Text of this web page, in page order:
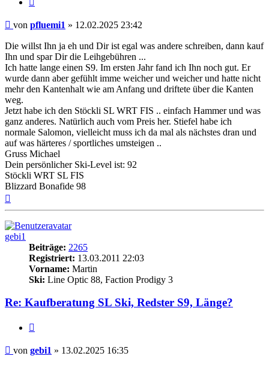
Beitrag
von pfluemi1 » 12.02.2025 23:42
Die willst Ihn ja eh und Dir ist egal was andere schreiben, dann kauf
Ihn und spar Dir die Leihgebühren ...
Ich hatte lange einen S9. Im ersten Jahr fand ich Ihn noch gut. Er
wurde dann aber gefühlt imme weicher und weicher und hatte nicht
mehr den Kantenhalt wie am Anfang und driftete über die Kanten
weg.
Jetzt habe ich den Stöckli SL WRT FIS .. einfach Hammer und was
ganz anderes. Natürlich auch vom Preis her. Stiefel habe ich
normale Salomon, vielleicht muss ich da mal als nächstes dran und
auf was härteres / sportliches umsteigen ..
Gruss Michael
Dein persönlicher Ski-Level ist: 92
Stöckli WRT SL FIS
Blizzard Bonafide 98
gebi1
Beiträge: 2265
Registriert: 13.03.2011 22:03
Vorname: Martin
Ski: Line Optic 88, Faction Prodigy 3
Re: Kaufberatung SL Ski, Redster S9, Länge?
Beitrag
von gebi1 » 13.02.2025 16:35